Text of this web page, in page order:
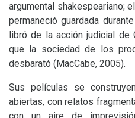
argumental shakespeariano;
permaneció guardada
libró de la acción judicial de
que la sociedad de los
desbarató (MacCabe, 2005).
Sus películas se
abiertas, con relatos